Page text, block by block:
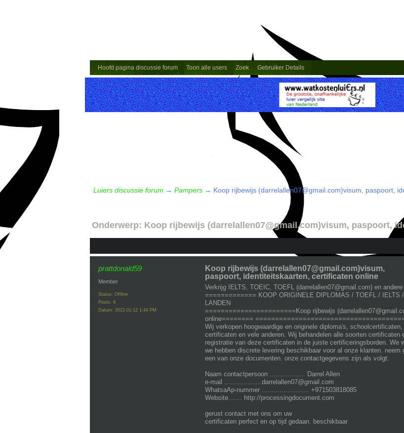
Hoofd pagina discussie forum Toon alle users Zoek Gebruiker Details
Luiers discussie forum → Pampers→ Koop rijbewijs (darrelallen07@gmail.com)visum, paspoort,
Onderwerp: Koop rijbewijs (darrelallen07@gmail.com)visum, paspoort,
prattdonald59
Member
Status: Offline
Posts: 6
Datum: 2022-01-12 1:44 PM
Koop rijbewijs (darrelallen07@gmail.com)visum,
paspoort, identiteitskaarten, certificaten online
Verkrijg IELTS, TOEIC, TOEFL (darrelallen07@gmail.com) en
============= KOOP ORIGINELE DIPLOMAS / TOEFL / IELTS
LANDEN
=======================Koop rijbewijs
online========
Wij verkopen hoogwaardige en originele diploma's,
certificaten en vele anderen. Wij behandelen alle soorten
registratie van deze certificaten in de juiste certificeringsborden. We
we hebben discrete levering beschikbaar voor al onze klanten.
een van onze documenten. onze contactgegevens zijn als volgt:
Naam contactpersoon .................. Darrel Allen
e-mail ...................darrelallen07@gmail.com
WhatsaAp-nummer ........................ +971503818085
Website....... http://processingdocument.com
gerust contact met ons om uw
certificaten perfect en op tijd gedaan. beschikbaar